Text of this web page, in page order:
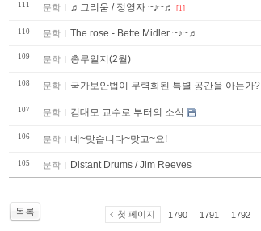
111 문학 ♬그리움 / 정영자 ~♪~♬ [1]
110 문학 The rose - Bette Midler ~♪~♬
109 문학 총무일지(2월)
108 문학 국가보안법이 무력화된 특별 공간을 아는가?
107 문학 김대모 교수로 부터의 소식
106 문학 네~맞습니다~맞고~요!
105 문학 Distant Drums / Jim Reeves
목록 첫 페이지 1790 1791 1792